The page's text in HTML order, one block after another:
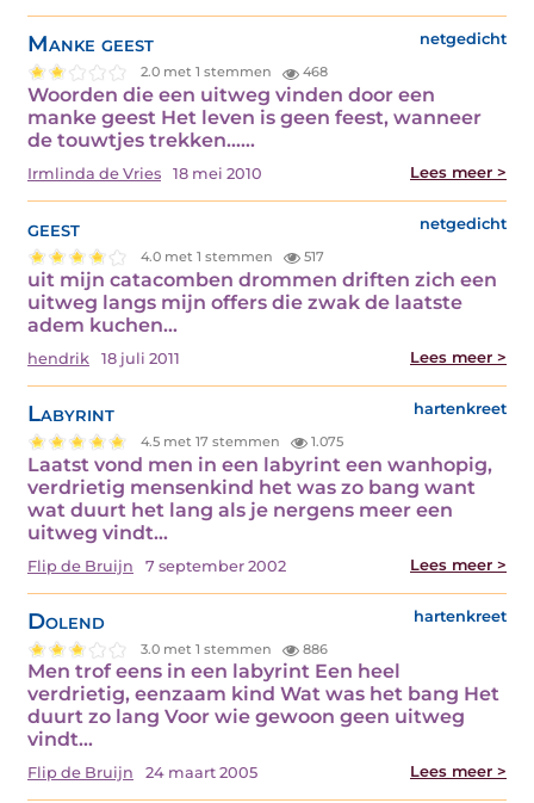
Manke geest netgedicht
2.0 met 1 stemmen 468
Woorden die een uitweg vinden door een
manke geest Het leven is geen feest, wanneer
de touwtjes trekken……
Irmlinda de Vries 18 mei 2010 Lees meer >
geest netgedicht
4.0 met 1 stemmen 517
uit mijn catacomben drommen driften zich een
uitweg langs mijn offers die zwak de laatste
adem kuchen…
hendrik 18 juli 2011 Lees meer >
Labyrint hartenkreet
4.5 met 17 stemmen 1.075
Laatst vond men in een labyrint een wanhopig,
verdrietig mensenkind het was zo bang want
wat duurt het lang als je nergens meer een
uitweg vindt…
Flip de Bruijn 7 september 2002 Lees meer >
Dolend hartenkreet
3.0 met 1 stemmen 886
Men trof eens in een labyrint Een heel
verdrietig, eenzaam kind Wat was het bang Het
duurt zo lang Voor wie gewoon geen uitweg
vindt…
Flip de Bruijn 24 maart 2005 Lees meer >